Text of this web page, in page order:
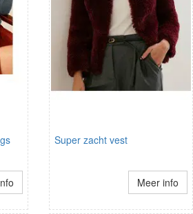
Super zacht vest
Meer info